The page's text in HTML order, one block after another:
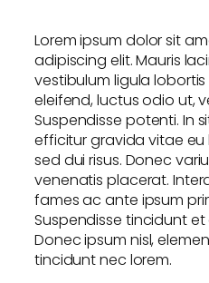
Lorem ipsum dolor sit
adipiscing elit. Mauris
vestibulum ligula lobortis
eleifend, luctus odio ut,
Suspendisse potenti. In
efficitur gravida vitae eu
sed dui risus. Donec
venenatis placerat.
fames ac ante ipsum
Suspendisse tincidunt
Donec ipsum nisl,
tincidunt nec lorem.